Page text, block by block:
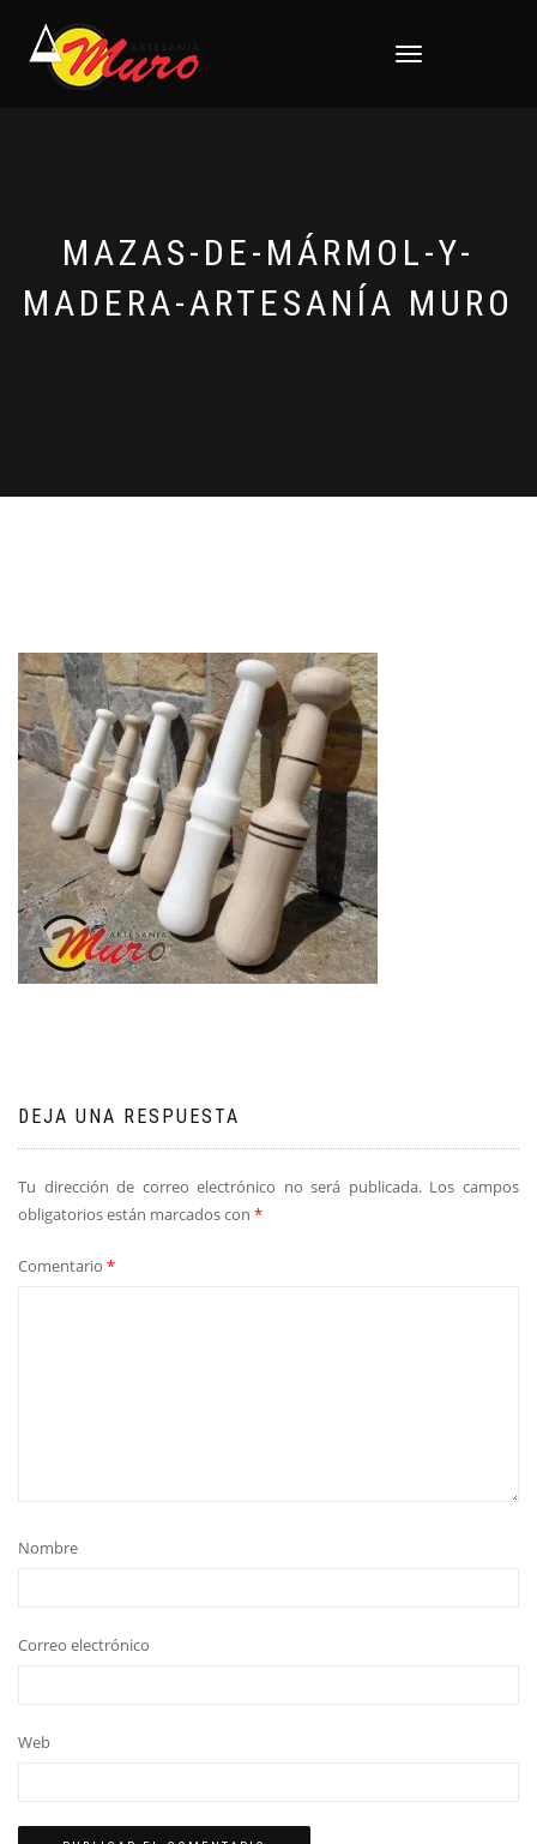
CAMBIAR
MAZAS-DE-MÁRMOL-Y-
MADERA-ARTESANÍA MURO
DEJA UNA RESPUESTA
Tu dirección de correo electrónico no será publicada. Los campos
obligatorios están marcados con *
Comentario *
Nombre
Correo electrónico
Web